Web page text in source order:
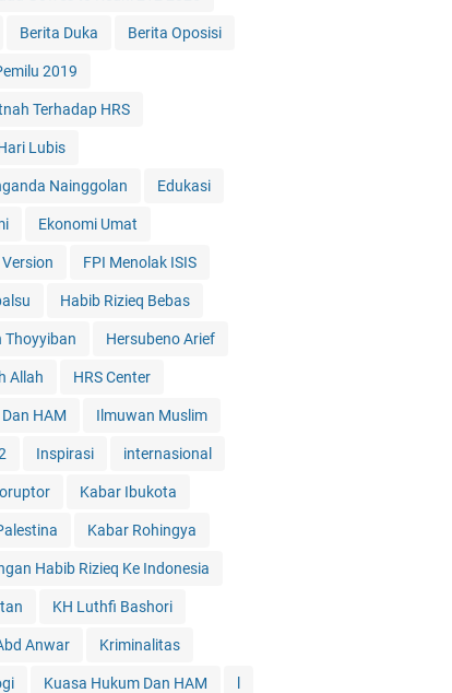
Berita Duka Berita Oposisi
2019
Terhadap HRS
Lubis
Nainggolan Edukasi
Ekonomi Umat
FPI Menolak ISIS
Habib Rizieq Bebas
Thoyyiban Hersubeno Arief
Allah HRS Center
HAM Ilmuwan Muslim
Inspirasi internasional
Kabar Ibukota
Kabar Rohingya
Habib Rizieq Ke Indonesia
KH Luthfi Bashori
Anwar Kriminalitas
Kuasa Hukum Dan HAM